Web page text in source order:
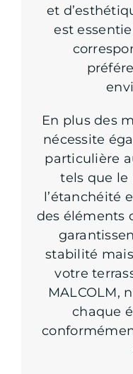
et
est
En plus des
nécessite
particulière
tels que le
l’étanchéité
des éléments
stabilité
votre
MALCOLM,
chaque